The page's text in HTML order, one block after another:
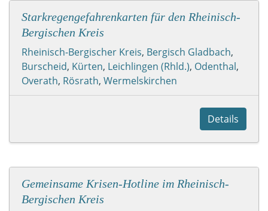
Starkregengefahrenkarten für den Rheinisch-
Bergischen Kreis
Rheinisch-Bergischer Kreis, Bergisch Gladbach,
Burscheid, Kürten, Leichlingen (Rhld.), Odenthal,
Overath, Rösrath, Wermelskirchen
Details
Gemeinsame Krisen-Hotline im Rheinisch-
Bergischen Kreis